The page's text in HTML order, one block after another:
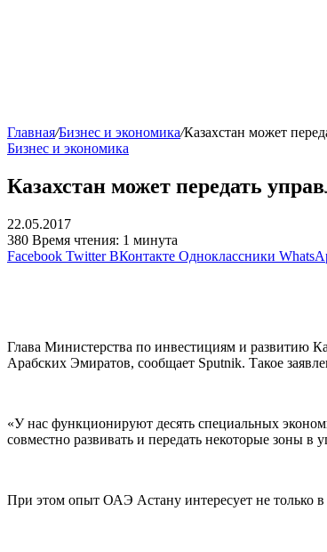
Главная/Бизнес и экономика/Казахстан может
Бизнес и экономика
Казахстан может передать
22.05.2017
380 Время чтения: 1 минута
Facebook Twitter ВКонтакте Одноклассники
Глава Министерства по инвестициям и развитию
Арабских Эмиратов, сообщает Sputnik. Такое
«У нас функционируют десять специальных
совместно развивать и передать некоторые зоны
При этом опыт ОАЭ Астану интересует не только в